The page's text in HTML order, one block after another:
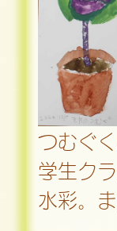
つむぐ
学生ク
水彩。